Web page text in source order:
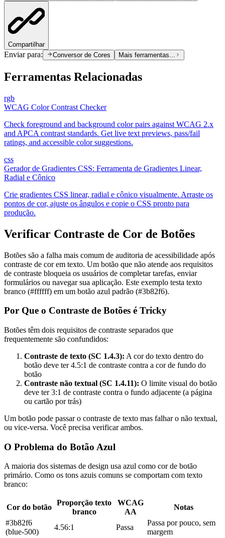
Compartilhar
Enviar para: Conversor de Cores Mais ferramentas...
Ferramentas Relacionadas
rgb
WCAG Color Contrast Checker
Check foreground and background color pairs against WCAG 2.x
and APCA contrast standards. Get live text previews, pass/fail
ratings, and accessible color suggestions.
css
Gerador de Gradientes CSS: Ferramenta de Gradientes Linear,
Radial e Cônico
Crie gradientes CSS linear, radial e cônico visualmente. Arraste os
pontos de cor, ajuste os ângulos e copie o CSS pronto para
produção.
Verificar Contraste de Cor de Botões
Botões são a falha mais comum de auditoria de acessibilidade após
contraste de cor em texto. Um botão que não atende aos requisitos
de contraste bloqueia os usuários de completar tarefas, enviar
formulários ou navegar sua aplicação. Este exemplo testa texto
branco (#ffffff) em um botão azul padrão (#3b82f6).
Por Que o Contraste de Botões é Tricky
Botões têm dois requisitos de contraste separados que
frequentemente são confundidos:
Contraste de texto (SC 1.4.3): A cor do texto dentro do
botão deve ter 4.5:1 de contraste contra a cor de fundo do
botão
Contraste não textual (SC 1.4.11): O limite visual do botão
deve ter 3:1 de contraste contra o fundo adjacente (a página
ou cartão por trás)
Um botão pode passar o contraste de texto mas falhar o não textual,
ou vice-versa. Você precisa verificar ambos.
O Problema do Botão Azul
A maioria dos sistemas de design usa azul como cor de botão
primário. Como os tons azuis comuns se comportam com texto
branco:
Cor do botão
Proporção texto
branco
WCAG
AA
Notas
#3b82f6
(blue-500)
4.56:1 Passa
Passa por pouco, sem
margem